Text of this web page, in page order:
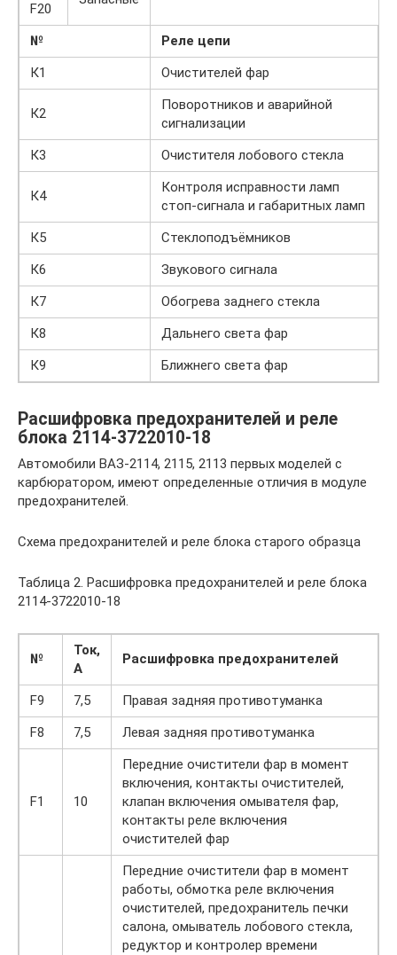
F20
№
Реле цепи
К1
Очистителей фар
К2
Поворотников и аварийной
сигнализации
К3
Очистителя лобового стекла
К4
Контроля исправности ламп
стоп-сигнала и габаритных ламп
К5
Стеклоподъёмников
К6
Звукового сигнала
К7
Обогрева заднего стекла
К8
Дальнего света фар
К9
Ближнего света фар
Расшифровка предохранителей и реле
блока 2114-3722010-18
Автомобили ВАЗ-2114, 2115, 2113 первых моделей с
карбюратором, имеют определенные отличия в модуле
предохранителей.
Схема предохранителей и реле блока старого образца
Таблица 2. Расшифровка предохранителей и реле блока
2114-3722010-18
№
Ток,
А
Расшифровка предохранителей
F9 7,5
Правая задняя противотуманка
F8
7,5 Левая задняя противотуманка
F1 10
Передние очистители фар в момент
включения, контакты очистителей,
клапан включения омывателя фар,
контакты реле включения
очистителей фар
Передние очистители фар в момент
работы, обмотка реле включения
очистителей, предохранитель печки
салона, омыватель лобового стекла,
редуктор и контролер времени